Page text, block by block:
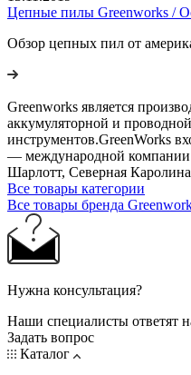
Цепные пилы Greenworks /
Обзор цепных пил от
Greenworks является
аккумуляторной и
инструментов.GreenWorks
— международной компании
Шарлотт, Северная
Все товары категории
Все товары бренда
Нужна консультация?
Наши специалисты ответят
Задать вопрос
Каталог